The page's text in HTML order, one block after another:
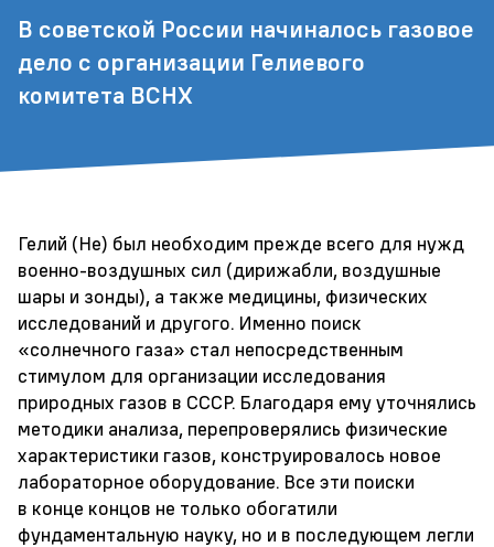
В советской России начиналось газовое
дело с организации Гелиевого
комитета ВСНХ
Гелий (Не) был необходим прежде всего для нужд
военно-воздушных сил (дирижабли, воздушные
шары и зонды), а также медицины, физических
исследований и другого. Именно поиск
«солнечного газа» стал непосредственным
стимулом для организации исследования
природных газов в СССР. Благодаря ему уточнялись
методики анализа, перепроверялись физические
характеристики газов, конструировалось новое
лабораторное оборудование. Все эти поиски
в конце концов не только обогатили
фундаментальную науку, но и в последующем легли